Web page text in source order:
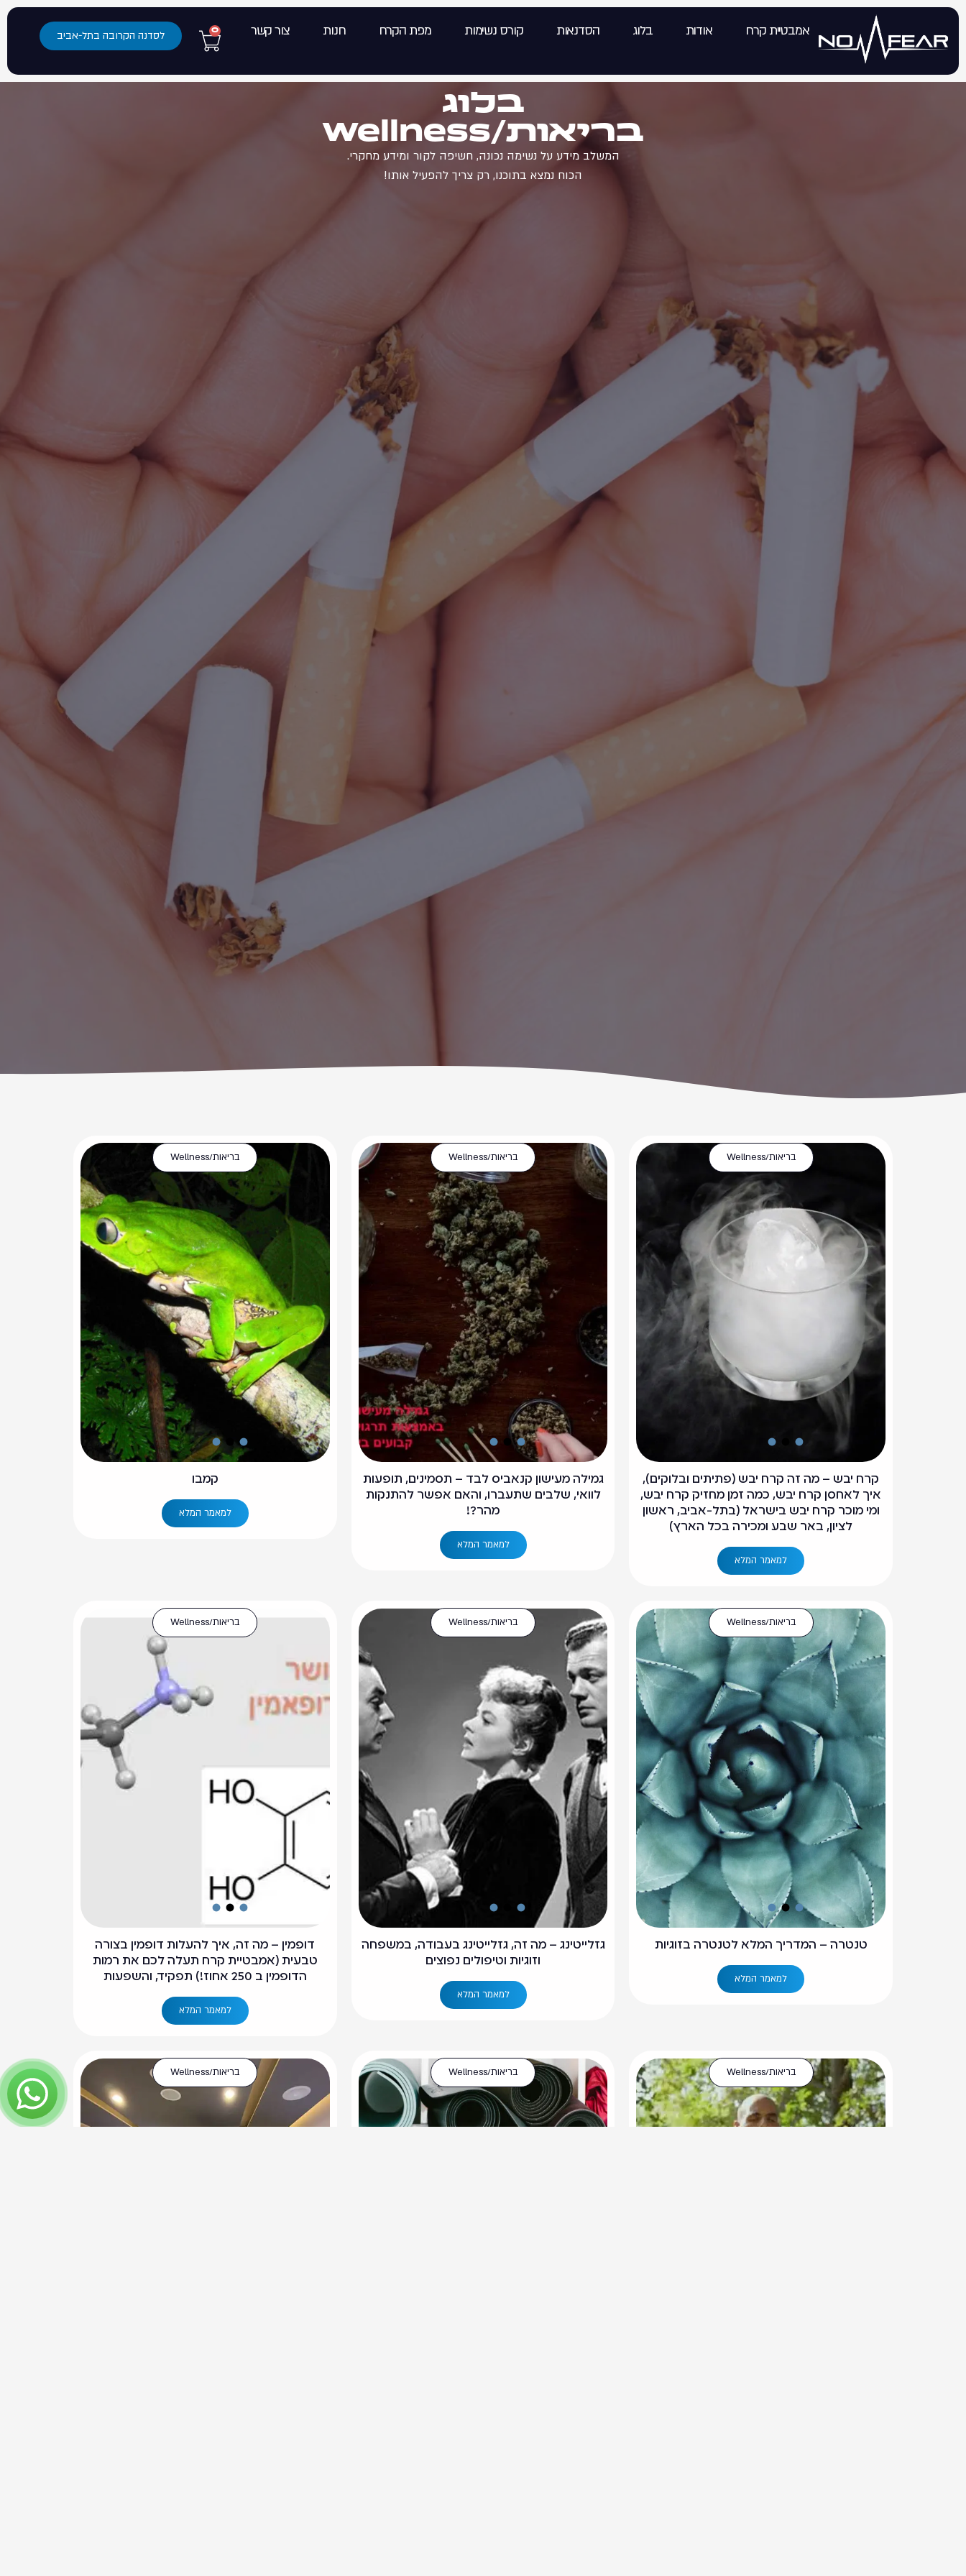
אמבטיית קרח אודות בלוג הסדנאות קורס נשימות מפת הקרח חנות צור קשר 0 לסדנה הקרובה בתל-אביב
בלוג
בריאות/Wellness
המשלב מידע על נשימה נכונה, חשיפה לקור ומידע מחקרי.
הכוח נמצא בתוכנו, רק צריך להפעיל אותו!
בריאות/Wellness
קרח יבש – מה זה קרח יבש (פתיתים ובלוקים),
איך לאחסן קרח יבש, כמה זמן מחזיק קרח יבש,
ומי מוכר קרח יבש בישראל (בתל-אביב, ראשון
לציון, באר שבע ומכירה בכל הארץ)
למאמר המלא
בריאות/Wellness
גמילה מעישון קנאביס לבד – תסמינים, תופעות
לוואי, שלבים שתעברו, והאם אפשר להתנקות
מהר?!
למאמר המלא
בריאות/Wellness
קמבו
למאמר המלא
בריאות/Wellness
טנטרה – המדריך המלא לטנטרה בזוגיות
למאמר המלא
בריאות/Wellness
גזלייטינג – מה זה, גזלייטינג בעבודה, במשפחה
וזוגיות וטיפולים נפוצים
למאמר המלא
בריאות/Wellness
דופמין – מה זה, איך להעלות דופמין בצורה
טבעית (אמבטיית קרח תעלה לכם את רמות
הדופמין ב 250 אחוז!) תפקיד, והשפעות
למאמר המלא
בריאות/Wellness בריאות/Wellness בריאות/Wellness